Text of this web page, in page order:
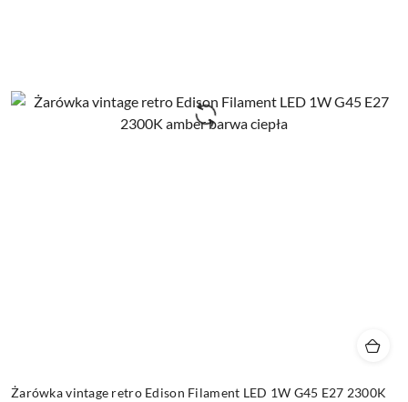
Żarówka vintage retro Edison Filament LED 1W G45 E27 2300K